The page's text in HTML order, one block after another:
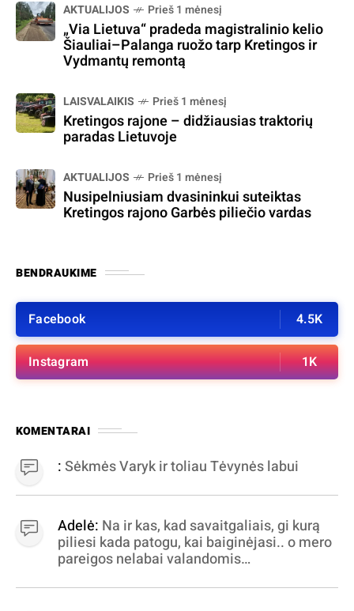
AKTUALIJOS Prieš 1 mėnesį
„Via Lietuva“ pradeda magistralinio kelio
Šiauliai–Palanga ruožo tarp Kretingos ir
Vydmantų remontą
LAISVALAIKIS Prieš 1 mėnesį
Kretingos rajone – didžiausias traktorių
paradas Lietuvoje
AKTUALIJOS Prieš 1 mėnesį
Nusipelniusiam dvasininkui suteiktas
Kretingos rajono Garbės piliečio vardas
BENDRAUKIME
Facebook 4.5K
Instagram 1K
KOMENTARAI
:Sėkmės Varyk ir toliau Tėvynės labui
Adelė: Na ir kas, kad savaitgaliais, gi kurą
piliesi kada patogu, kai baiginėjasi.. o mero
pareigos nelabai valandomis
virpinimas, ieškokit kur milijonus vagia